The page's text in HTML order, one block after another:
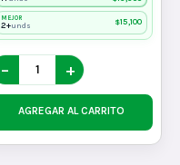
MEJOR
2+unds $15,100
− +
AGREGAR AL CARRITO